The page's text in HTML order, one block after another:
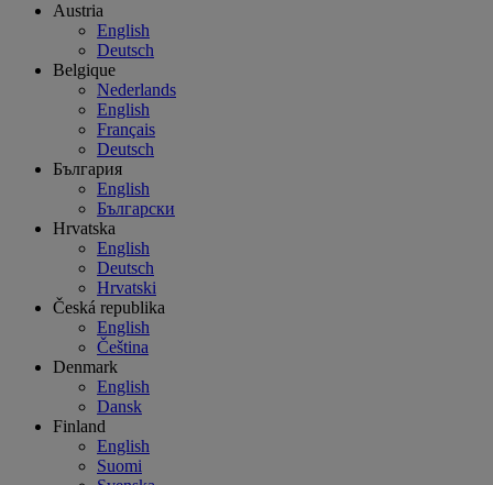
Austria
English
Deutsch
Belgique
Nederlands
English
Français
Deutsch
България
English
Български
Hrvatska
English
Deutsch
Hrvatski
Česká republika
English
Čeština
Denmark
English
Dansk
Finland
English
Suomi